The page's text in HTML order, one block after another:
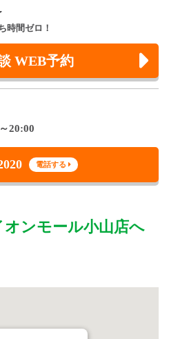
時間ゼロ！
WEB予約
20:00
電話する
ンモール小山店へ